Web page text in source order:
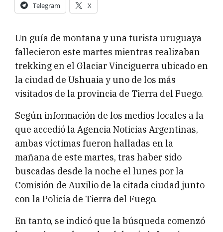
Telegram X
Un guía de montaña y una turista uruguaya
fallecieron este martes mientras realizaban
trekking en el Glaciar Vinciguerra ubicado en
la ciudad de Ushuaia y uno de los más
visitados de la provincia de Tierra del Fuego.
Según información de los medios locales a la
que accedió la Agencia Noticias Argentinas,
ambas víctimas fueron halladas en la
mañana de este martes, tras haber sido
buscadas desde la noche el lunes por la
Comisión de Auxilio de la citada ciudad junto
con la Policía de Tierra del Fuego.
En tanto, se indicó que la búsqueda comenzó